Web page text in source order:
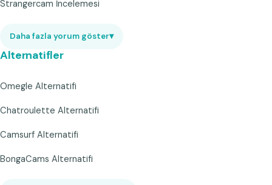
Strangercam İncelemesi
Daha fazla yorum göster▾
Alternatifler
Omegle Alternatifi
Chatroulette Alternatifi
Camsurf Alternatifi
BongaCams Alternatifi